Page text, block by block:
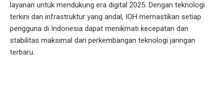
layanan untuk mendukung era digital 2025. Dengan teknologi
terkini dan infrastruktur yang andal, IOH memastikan setiap
pengguna di Indonesia dapat menikmati kecepatan dan
stabilitas maksimal dari perkembangan teknologi jaringan
terbaru.